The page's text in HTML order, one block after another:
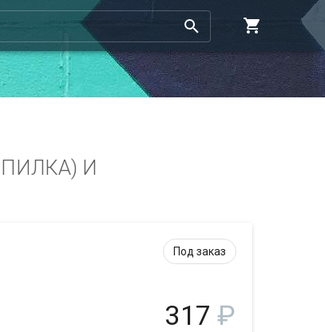
И
Под заказ
317 ₽